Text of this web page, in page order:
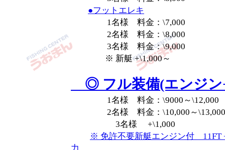
●フットエレキ
1名様 料金：\7,000
2名様 料金：\8,000
3名様 料金：\9,000
※ 新艇 +\1,000～
◎ フル装備(エンジン
1名様 料金：\9000～\12,000
2名様 料金：\10,000～\13,000
3名様 +\1,000
※ 免許不要新艇エンジン付 11FT
力